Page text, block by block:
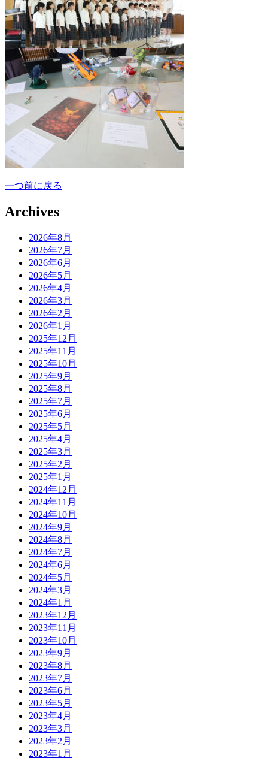
一つ前に戻る
Archives
2026年8月
2026年7月
2026年6月
2026年5月
2026年4月
2026年3月
2026年2月
2026年1月
2025年12月
2025年11月
2025年10月
2025年9月
2025年8月
2025年7月
2025年6月
2025年5月
2025年4月
2025年3月
2025年2月
2025年1月
2024年12月
2024年11月
2024年10月
2024年9月
2024年8月
2024年7月
2024年6月
2024年5月
2024年3月
2024年1月
2023年12月
2023年11月
2023年10月
2023年9月
2023年8月
2023年7月
2023年6月
2023年5月
2023年4月
2023年3月
2023年2月
2023年1月